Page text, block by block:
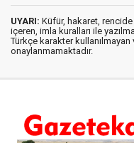
UYARI: Küfür, hakaret,
içeren, imla kuralları ile
Türkçe karakter
onaylanmamaktadır.